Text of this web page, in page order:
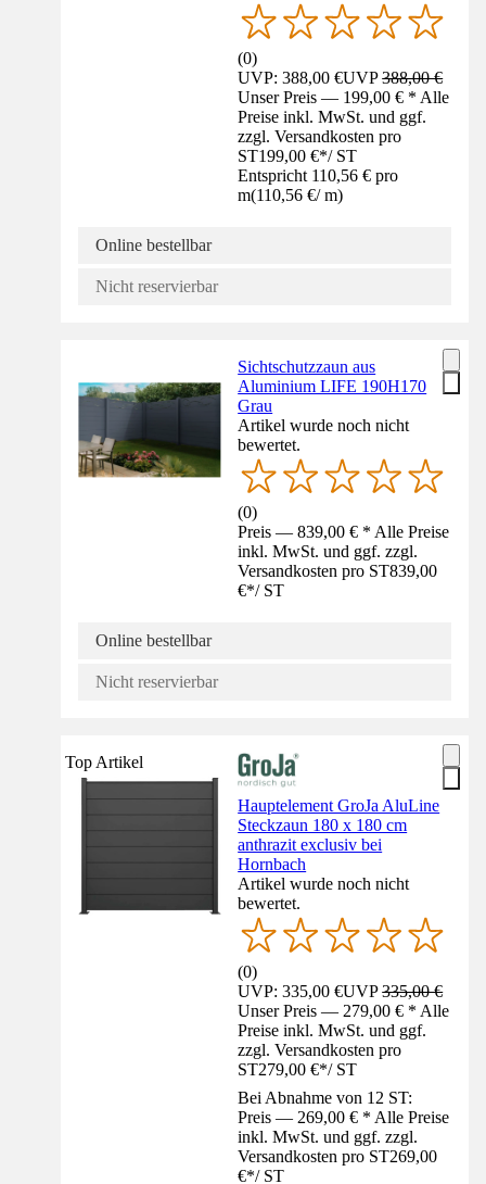
(0)
UVP: 388,00 €UVP388,00 €
Unser Preis — 199,00 € * Alle
Preise inkl. MwSt. und ggf.
zzgl. Versandkosten pro
ST199,00 €*/ ST
Entspricht 110,56 € pro
m(110,56 €/ m)
Online bestellbar
Nicht reservierbar
Sichtschutzzaun aus
Aluminium LIFE 190H170
Grau
Artikel wurde noch nicht
bewertet.
(0)
Preis — 839,00 € * Alle Preise
inkl. MwSt. und ggf. zzgl.
Versandkosten pro ST839,00
€*/ ST
Online bestellbar
Nicht reservierbar
Top Artikel
Hauptelement GroJa AluLine
Steckzaun 180 x 180 cm
anthrazit exclusiv bei
Hornbach
Artikel wurde noch nicht
bewertet.
(0)
UVP: 335,00 €UVP335,00 €
Unser Preis — 279,00 € * Alle
Preise inkl. MwSt. und ggf.
zzgl. Versandkosten pro
ST279,00 €*/ ST
Bei Abnahme von 12 ST:
Preis — 269,00 € * Alle Preise
inkl. MwSt. und ggf. zzgl.
Versandkosten pro ST269,00
€*/ ST